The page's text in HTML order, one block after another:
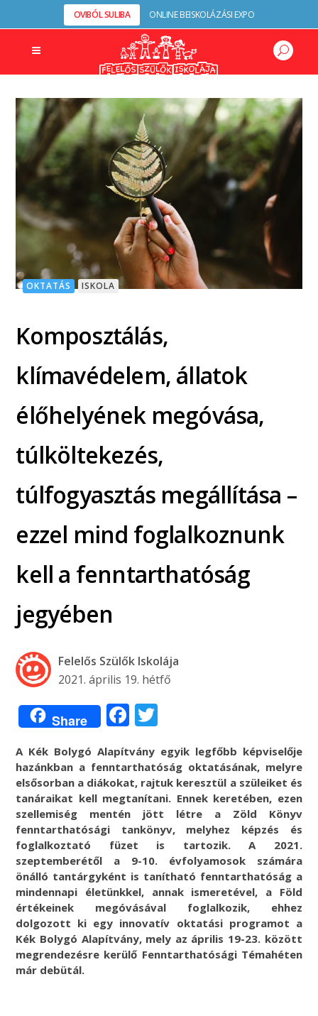
OVIBÓL SULIBA ONLINE BEISKOLÁZÁSI EXPO
OKTATÁS ISKOLA
Komposztálás,
klímavédelem, állatok
élőhelyének megóvása,
túlköltekezés,
túlfogyasztás megállítása –
ezzel mind foglalkoznunk
kell a fenntarthatóság
jegyében
Felelős Szülők Iskolája
2021. április 19. hétfő
Share Facebook
A Kék Bolygó Alapítvány egyik legfőbb képviselője
hazánkban a fenntarthatóság oktatásának, melyre
elsősorban a diákokat, rajtuk keresztül a szüleiket és
tanáraikat kell megtanítani. Ennek keretében, ezen
szellemiség mentén jött létre a Zöld Könyv
fenntarthatósági tankönyv, melyhez képzés és
foglalkoztató füzet is tartozik. A 2021.
szeptemberétől a 9-10. évfolyamosok számára
önálló tantárgyként is tanítható fenntarthatóság a
mindennapi életünkkel, annak ismeretével, a Föld
értékeinek megóvásával foglalkozik, ehhez
dolgozott ki egy innovatív oktatási programot a
Kék Bolygó Alapítvány, mely az április 19-23. között
megrendezésre kerülő Fenntarthatósági Témahéten
már debütál.